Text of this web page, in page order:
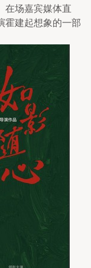
在场嘉宾媒体直
霍建起想象的一部